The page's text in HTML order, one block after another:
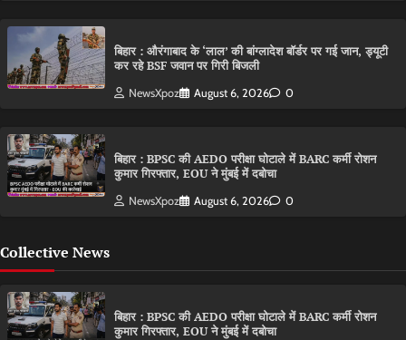
बिहार : औरंगाबाद के ‘लाल’ की बांग्लादेश बॉर्डर पर गई जान, ड्यूटी
कर रहे BSF जवान पर गिरी बिजली
NewsXpoz August 6, 2026 0
बिहार : BPSC की AEDO परीक्षा घोटाले में BARC कर्मी रोशन
कुमार गिरफ्तार, EOU ने मुंबई में दबोचा
NewsXpoz August 6, 2026 0
Collective News
बिहार : BPSC की AEDO परीक्षा घोटाले में BARC कर्मी रोशन
कुमार गिरफ्तार, EOU ने मुंबई में दबोचा